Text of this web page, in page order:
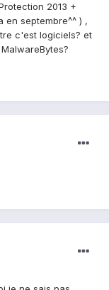
2013 +
en septembre^^ ) ,
c'est logiciels? et